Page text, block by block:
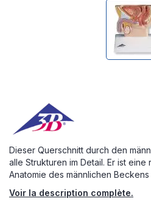
Dieser Querschnitt durch den
alle Strukturen im Detail. Er ist
Anatomie des männlichen Beckens
Voir la description complète.